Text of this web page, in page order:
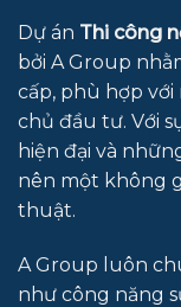
Dự án Thi công
bởi A Group
cấp, phù hợp
chủ đầu tư. Với
hiện đại và
nên một không
thuật.
A Group luôn
như công năng